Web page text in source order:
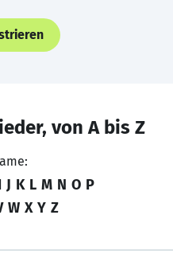
von A bis Z
J K L M N O P
W X Y Z